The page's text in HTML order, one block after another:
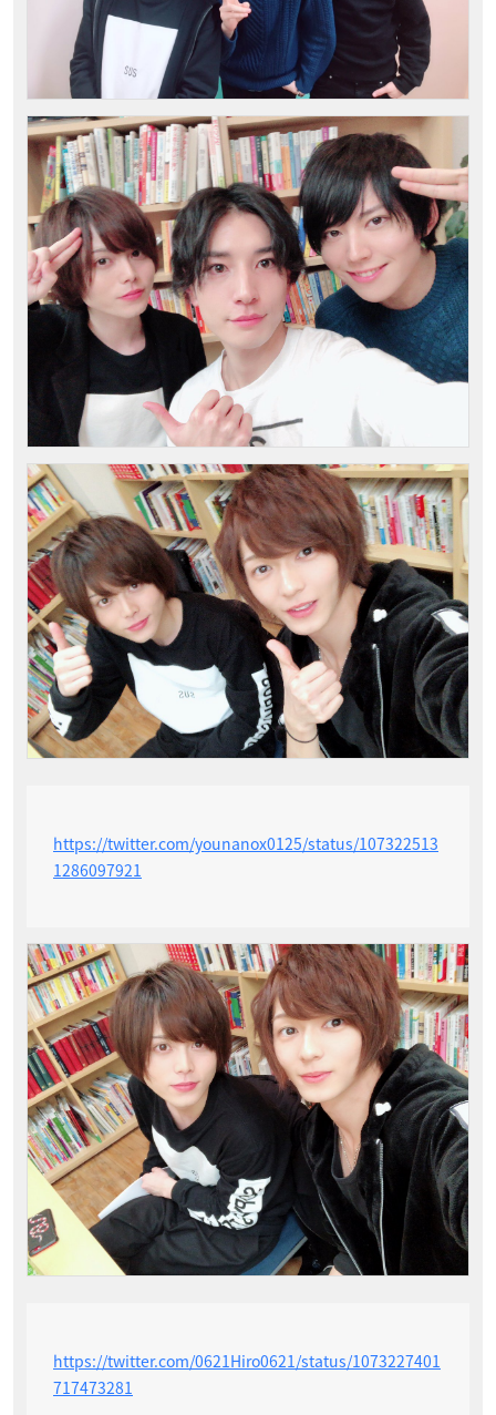
https://twitter.com/younanox0125/status/107322513
1286097921
https://twitter.com/0621Hiro0621/status/1073227401
717473281